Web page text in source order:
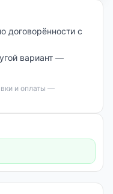
договорённости с
вариант —
и оплаты —